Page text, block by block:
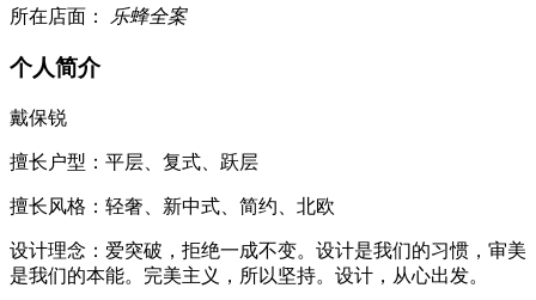
所在店面： 乐蜂全案
个人简介
戴保锐
擅长户型：平层、复式、跃层
擅长风格：轻奢、新中式、简约、北欧
设计理念：爱突破，拒绝一成不变。设计是我们的习惯，审美
是我们的本能。完美主义，所以坚持。设计，从心出发。